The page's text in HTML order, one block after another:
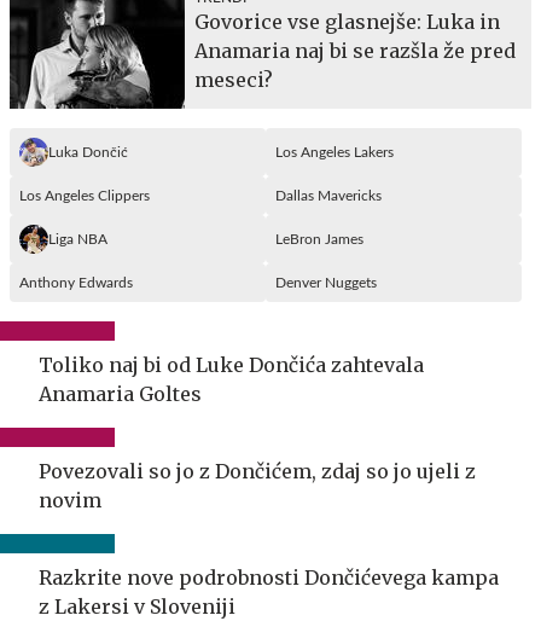
Govorice vse glasnejše: Luka in
Anamaria naj bi se razšla že pred
meseci?
Luka Dončić Los Angeles Lakers
Los Angeles Clippers Dallas Mavericks
Liga NBA LeBron James
Anthony Edwards Denver Nuggets
Toliko naj bi od Luke Dončića zahtevala
Anamaria Goltes
Povezovali so jo z Dončićem, zdaj so jo ujeli z
novim
Razkrite nove podrobnosti Dončićevega kampa
z Lakersi v Sloveniji